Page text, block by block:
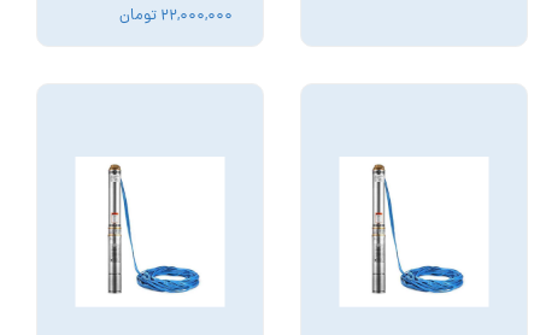
۲۲,۰۰۰,۰۰۰ تومان